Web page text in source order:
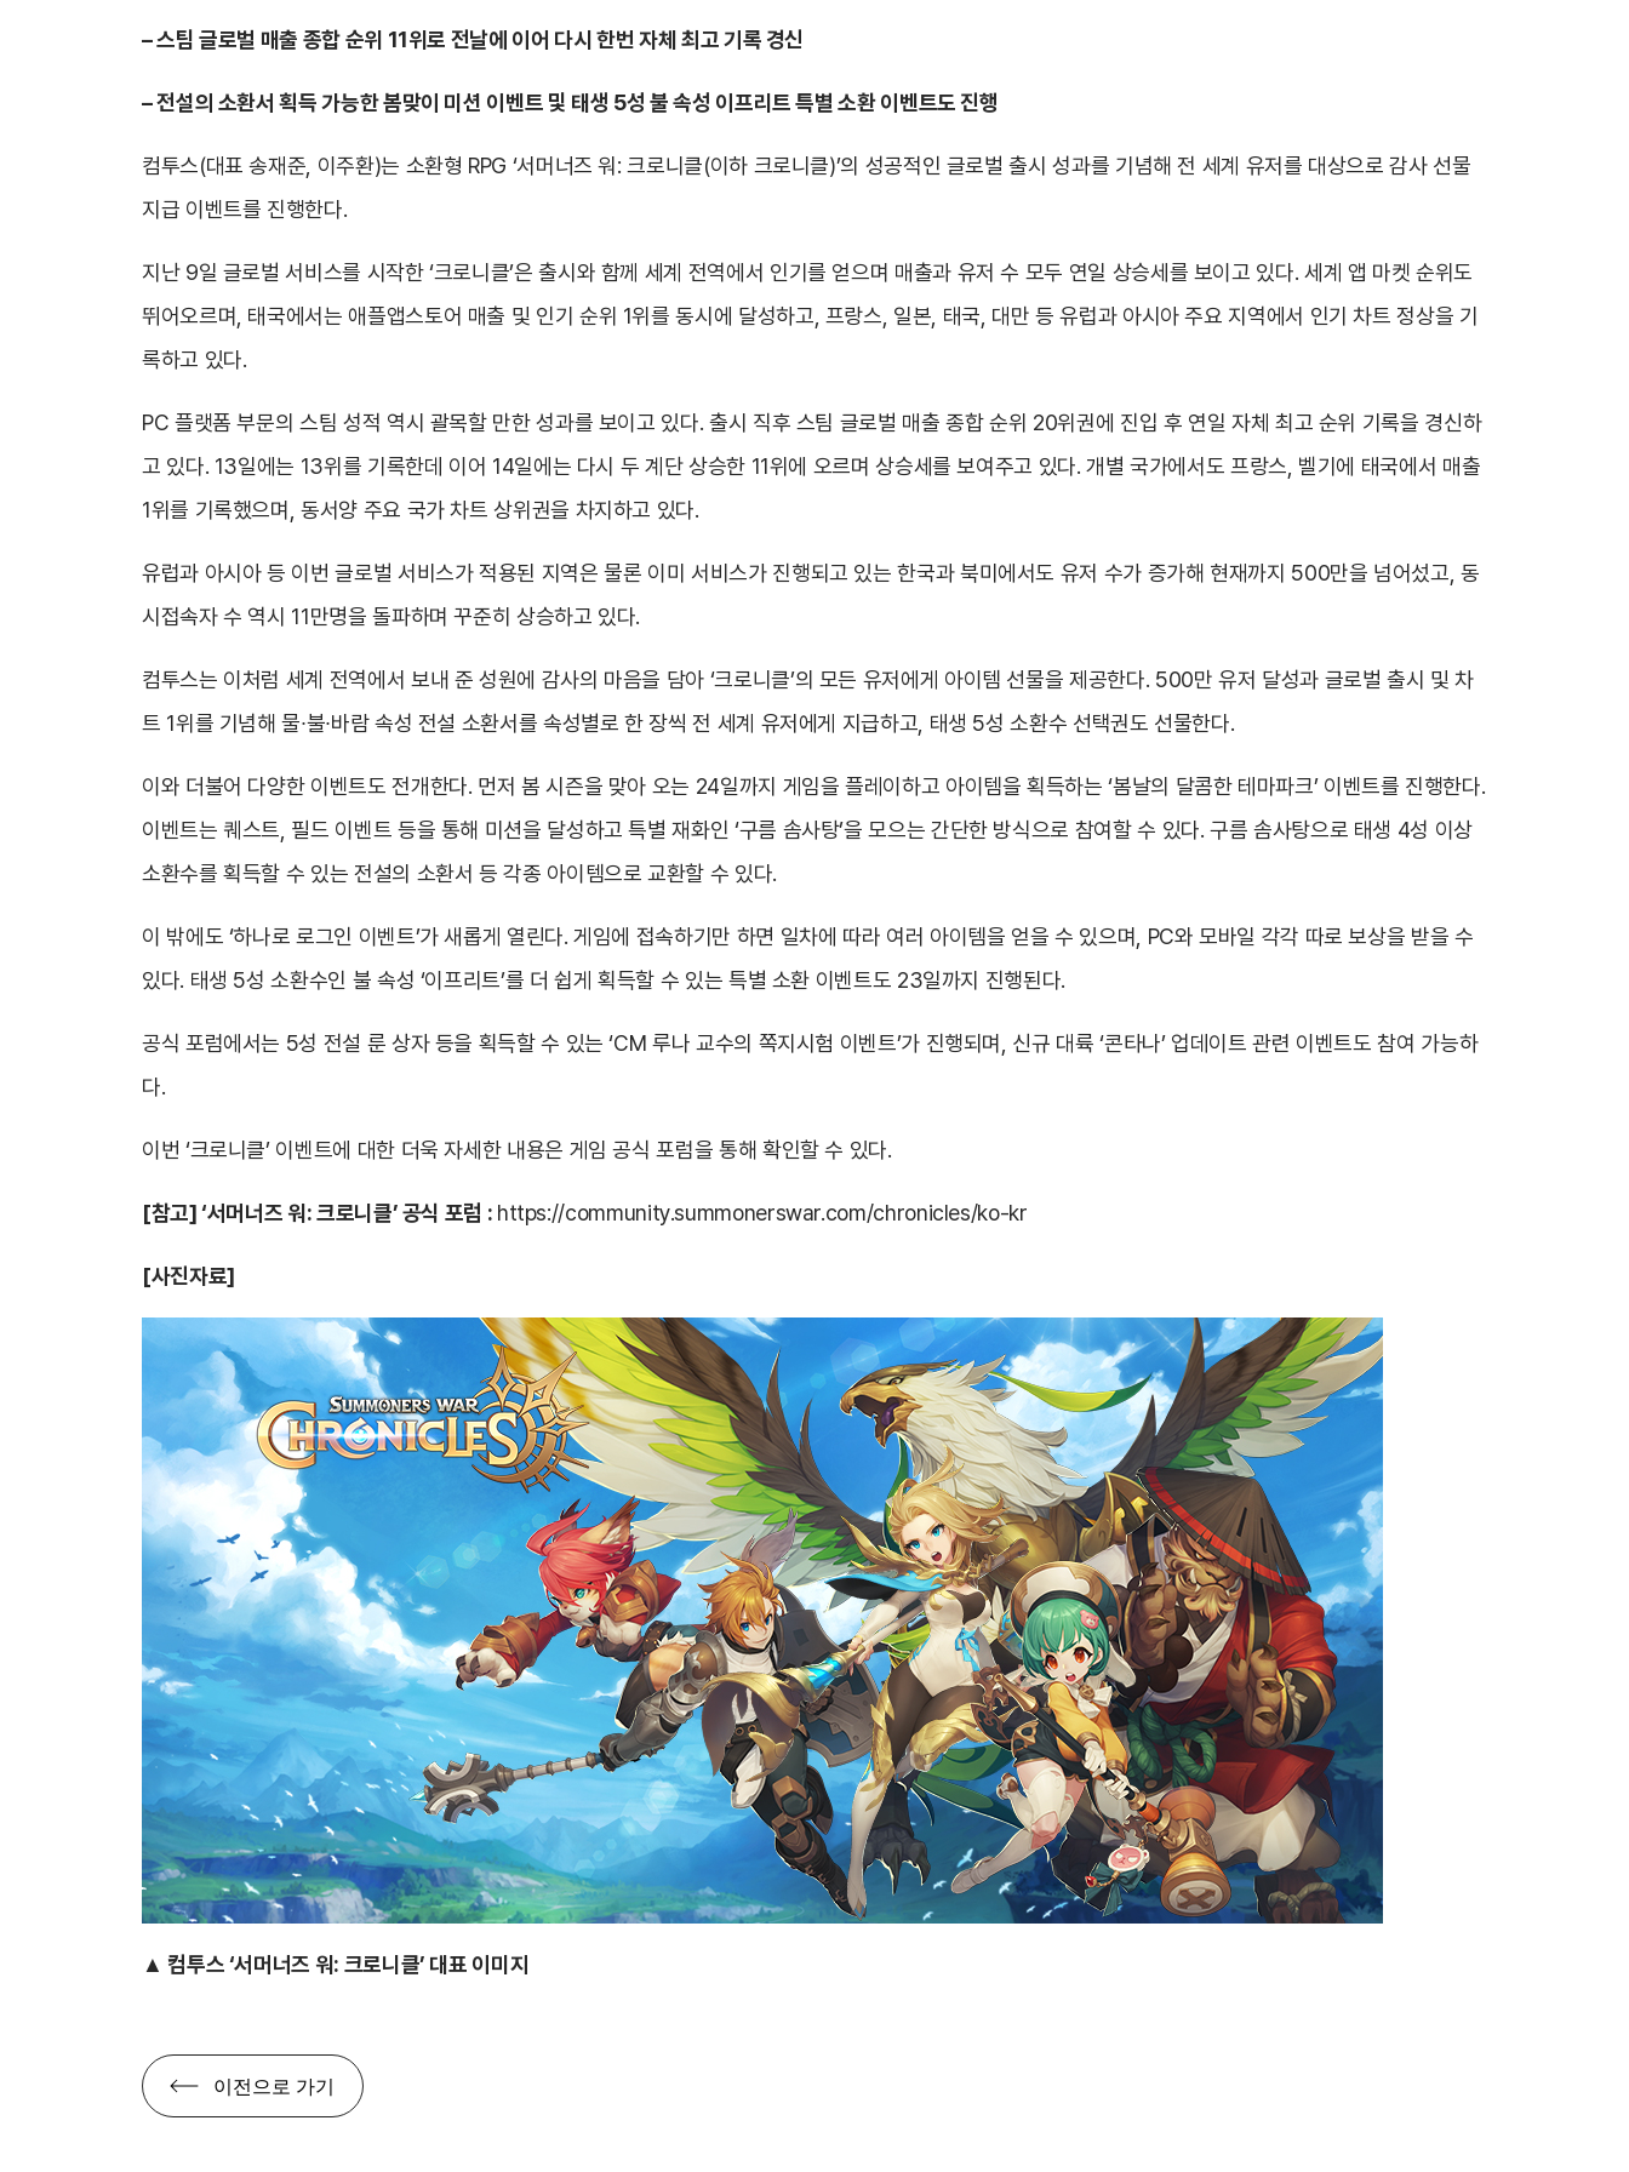
– 스팀 글로벌 매출 종합 순위 11위로 전날에 이어 다시 한번 자체 최고 기록 경신
– 전설의 소환서 획득 가능한 봄맞이 미션 이벤트 및 태생 5성 불 속성 이프리트 특별 소환 이벤트도 진행
컴투스(대표 송재준, 이주환)는 소환형 RPG ‘서머너즈 워: 크로니클(이하 크로니클)’의 성공적인 글로벌 출시 성과를 기념해 전 세계 유저를 대상으로 감사 선물
지급 이벤트를 진행한다.
지난 9일 글로벌 서비스를 시작한 ‘크로니클’은 출시와 함께 세계 전역에서 인기를 얻으며 매출과 유저 수 모두 연일 상승세를 보이고 있다. 세계 앱 마켓 순위도
뛰어오르며, 태국에서는 애플앱스토어 매출 및 인기 순위 1위를 동시에 달성하고, 프랑스, 일본, 태국, 대만 등 유럽과 아시아 주요 지역에서 인기 차트 정상을 기
록하고 있다.
PC 플랫폼 부문의 스팀 성적 역시 괄목할 만한 성과를 보이고 있다. 출시 직후 스팀 글로벌 매출 종합 순위 20위권에 진입 후 연일 자체 최고 순위 기록을 경신하
고 있다. 13일에는 13위를 기록한데 이어 14일에는 다시 두 계단 상승한 11위에 오르며 상승세를 보여주고 있다. 개별 국가에서도 프랑스, 벨기에 태국에서 매출
1위를 기록했으며, 동서양 주요 국가 차트 상위권을 차지하고 있다.
유럽과 아시아 등 이번 글로벌 서비스가 적용된 지역은 물론 이미 서비스가 진행되고 있는 한국과 북미에서도 유저 수가 증가해 현재까지 500만을 넘어섰고, 동
시접속자 수 역시 11만명을 돌파하며 꾸준히 상승하고 있다.
컴투스는 이처럼 세계 전역에서 보내 준 성원에 감사의 마음을 담아 ‘크로니클’의 모든 유저에게 아이템 선물을 제공한다. 500만 유저 달성과 글로벌 출시 및 차
트 1위를 기념해 물∙불∙바람 속성 전설 소환서를 속성별로 한 장씩 전 세계 유저에게 지급하고, 태생 5성 소환수 선택권도 선물한다.
이와 더불어 다양한 이벤트도 전개한다. 먼저 봄 시즌을 맞아 오는 24일까지 게임을 플레이하고 아이템을 획득하는 ‘봄날의 달콤한 테마파크’ 이벤트를 진행한다.
이벤트는 퀘스트, 필드 이벤트 등을 통해 미션을 달성하고 특별 재화인 ‘구름 솜사탕’을 모으는 간단한 방식으로 참여할 수 있다. 구름 솜사탕으로 태생 4성 이상
소환수를 획득할 수 있는 전설의 소환서 등 각종 아이템으로 교환할 수 있다.
이 밖에도 ‘하나로 로그인 이벤트’가 새롭게 열린다. 게임에 접속하기만 하면 일차에 따라 여러 아이템을 얻을 수 있으며, PC와 모바일 각각 따로 보상을 받을 수
있다. 태생 5성 소환수인 불 속성 ‘이프리트’를 더 쉽게 획득할 수 있는 특별 소환 이벤트도 23일까지 진행된다.
공식 포럼에서는 5성 전설 룬 상자 등을 획득할 수 있는 ‘CM 루나 교수의 쪽지시험 이벤트’가 진행되며, 신규 대륙 ‘콘타나’ 업데이트 관련 이벤트도 참여 가능하
다.
이번 ‘크로니클’ 이벤트에 대한 더욱 자세한 내용은 게임 공식 포럼을 통해 확인할 수 있다.
[참고] ‘서머너즈 워: 크로니클’ 공식 포럼 : https://community.summonerswar.com/chronicles/ko-kr
[사진자료]
▲ 컴투스 ‘서머너즈 워: 크로니클’ 대표 이미지
이전으로 가기